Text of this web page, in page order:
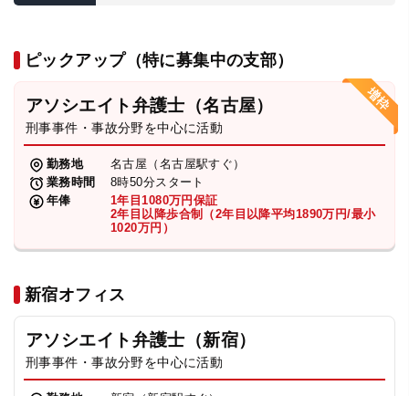
ピックアップ（特に募集中の支部）
アソシエイト弁護士（名古屋）
刑事事件・事故分野を中心に活動
勤務地
名古屋（名古屋駅すぐ）
業務時間
8時50分スタート
年俸
1年目1080万円保証
2年目以降歩合制（2年目以降平均1890万円/最小
1020万円）
新宿オフィス
アソシエイト弁護士（新宿）
刑事事件・事故分野を中心に活動
弁護士・税理士
費用
求人採用
お知らせ